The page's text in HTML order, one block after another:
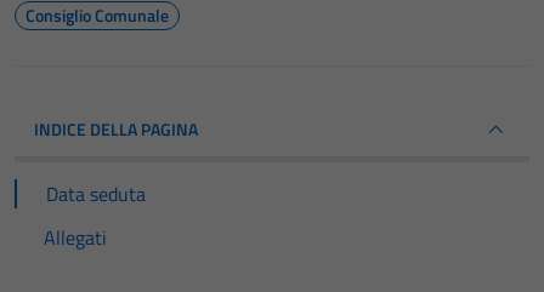
Consiglio Comunale
INDICE DELLA PAGINA
Data seduta
Allegati